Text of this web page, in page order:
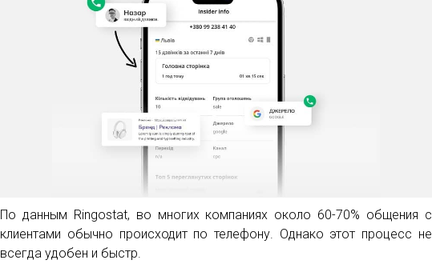
По данным Ringostat, во многих компаниях около 60-70% общения с
клиентами обычно происходит по телефону. Однако этот процесс не
всегда удобен и быстр.